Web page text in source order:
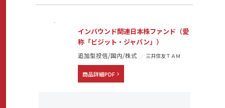
インバウンド関連日本株ファンド（愛
称「ビジット・ジャパン」）
追加型投信/国内/株式 三井住友ＴＡＭ
商品詳細PDF